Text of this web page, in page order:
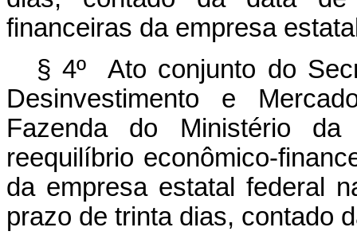
financeiras da empresa
§ 4º Ato conjunto do
Desinvestimento e
Fazenda do Ministério
reequilíbrio econômico-
da empresa estatal federal
prazo de trinta dias, contado